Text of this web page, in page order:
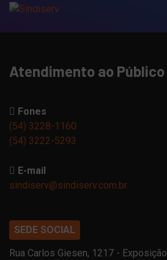
Atendimento ao Público
Fones
(54) 3228-1160
(54) 3222-5293
E-mail
sindiserv@sindiserv.com.br
SEDE SOCIAL
Rua Carlos Giesen, 1217 - Exposição